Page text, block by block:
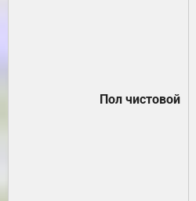
Пол чистовой